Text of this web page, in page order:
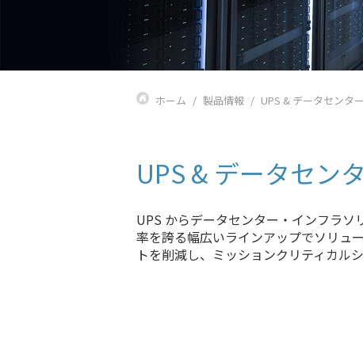
Automation
産業自動化
ビルディングオートメーション
Infrastructure
ICTインフラストラクチャー
ホーム 製品情報 UPS & データセンタ
UPS & データセン
UPS からデータセンター・インフラ
率を誇る幅広いラインアップでソリュ
トを削減し、ミッションクリティカル